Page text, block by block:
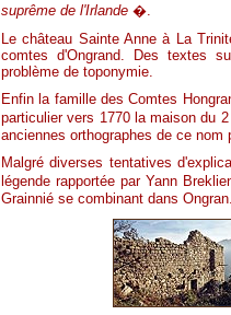
suprême de l'Irlande �.
Le château Sainte Anne à La
comtes d'Ongrand. Des textes
problème de toponymie.
Enfin la famille des Comtes
particulier vers 1770 la maison du
anciennes orthographes de ce
Malgré diverses tentatives
légende rapportée par Yann
Grainnié se combinant dans